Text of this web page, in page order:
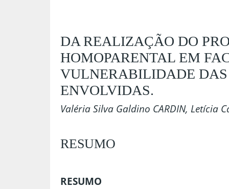
DA REALIZAÇÃO DO
HOMOPARENTAL EM
VULNERABILIDADE
ENVOLVIDAS.
Valéria Silva Galdino CARDIN, Letícia
RESUMO
RESUMO